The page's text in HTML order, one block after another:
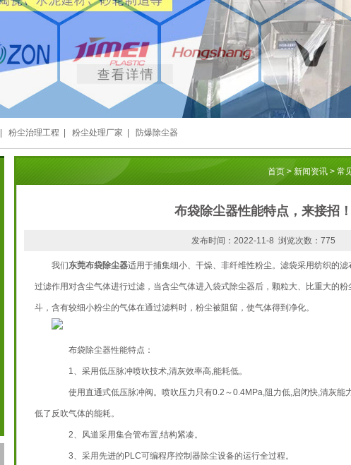
粉尘治理工程 粉尘处理厂家 防爆除尘器
首页 > 新闻资讯 > 常
布袋除尘器性能特点，来接招！
发布时间：2022-11-8 浏览次数：775
我们东莞布袋除尘器适用于捕集细小、干燥、非纤维性粉尘。滤袋采用纺织的
过滤作用对含尘气体进行过滤，当含尘气体进入袋式除尘器后，颗粒大、比重大的
斗，含有较细小粉尘的气体在通过滤料时，粉尘被阻留，使气体得到净化。
布袋除尘器性能特点：
1、采用低压脉冲喷吹技术,清灰效率高,能耗低。
使用直通式低压脉冲阀。喷吹压力只有0.2～0.4MPa,阻力低,启闭快,清灰能
低了反吹气体的能耗。
2、风道采用集合管布置,结构紧凑。
3、采用先进的PLC可编程序控制器除尘设备的运行全过程。